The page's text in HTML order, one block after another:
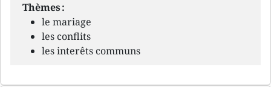
Thèmes :
le mariage
les conflits
les interêts communs